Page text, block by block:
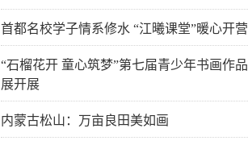
首都名校学子情系修水 “江曦课堂”暖心开营
“石榴花开 童心筑梦”第七届青少年书画作品
展开展
内蒙古松山：万亩良田美如画